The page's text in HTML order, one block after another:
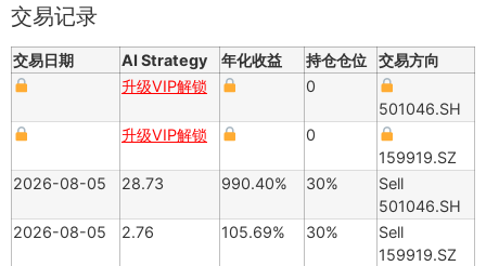
交易记录
交易日期 AI Strategy 年化收益 持仓仓位
交易方向
升级VIP解锁
0
501046.SH
升级VIP解锁
0
159919.SZ
2026-08-05
28.73 990.40% 30%
Sell
501046.SH
2026-08-05
2.76 105.69% 30%
Sell
159919.SZ